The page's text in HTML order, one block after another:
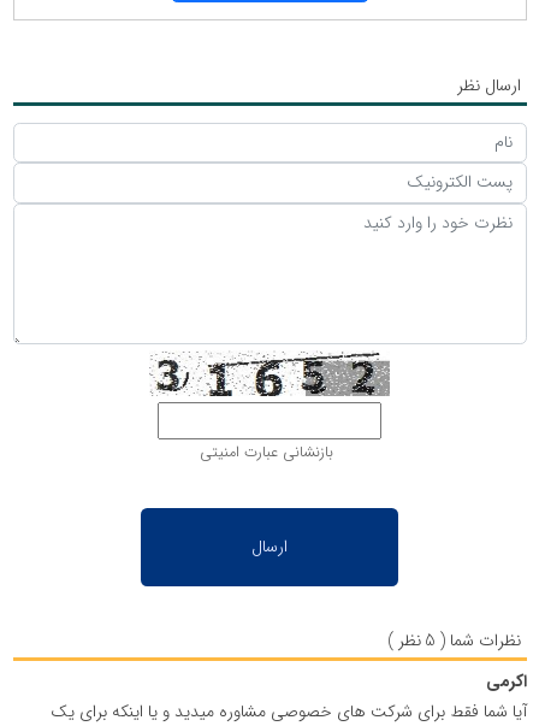
ارسال نظر
بازنشانی عبارت امنیتی
نظرات شما ( 5 نظر )
اکرمی
آیا شما فقط برای شرکت های خصوصی مشاوره میدید و یا اینکه برای یک